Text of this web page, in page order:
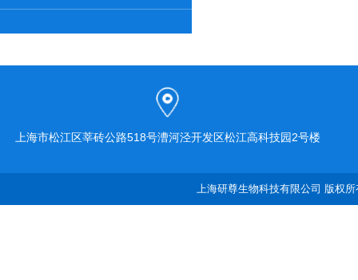
上海市松江区莘砖公路518号漕河泾开发区松江高科技园2号楼
上海研尊生物科技有限公司 版权